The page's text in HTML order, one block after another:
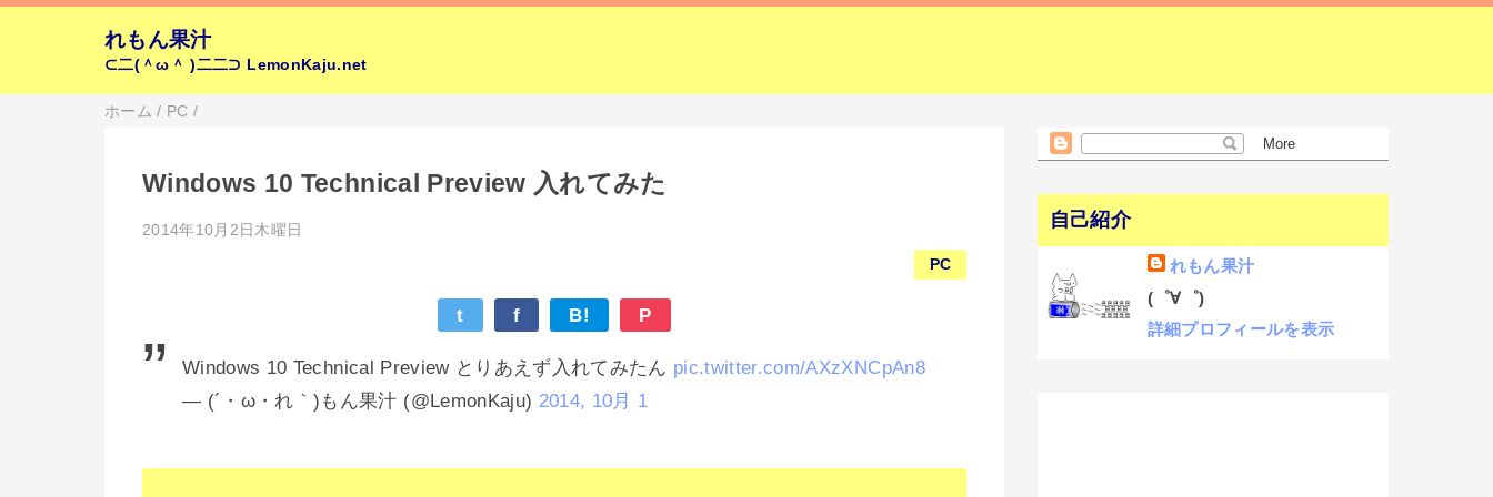
れもん果汁
⊂二(＾ω＾ )二二⊃ LemonKaju.net
ホーム / PC /
Windows 10 Technical Preview 入れてみた
2014年10月2日木曜日
PC
t f B! P
Windows 10 Technical Preview とりあえず入れてみたん pic.twitter.com/AXzXNCpAn8
— (´・ω・れ｀)もん果汁 (@LemonKaju) 2014, 10月 1
自己紹介
れもん果汁
(゜∀゜)
詳細プロフィールを表示